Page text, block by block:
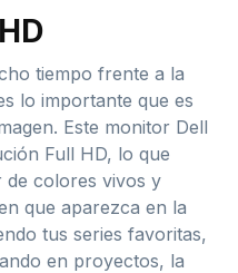
tiempo frente a la
lo importante que es
Este monitor Dell
Full HD, lo que
de colores vivos y
que aparezca en la
tus series favoritas,
en proyectos, la